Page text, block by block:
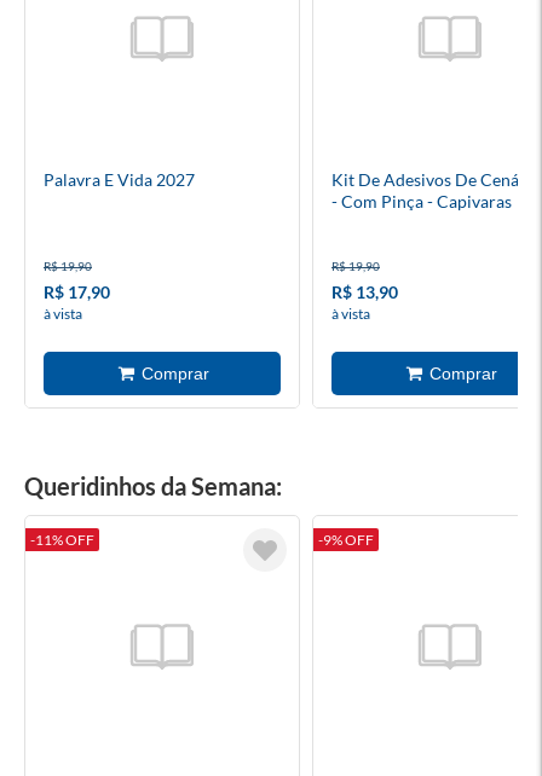
Palavra E Vida 2027
R$ 19,90
R$ 17,90
à vista
Kit De Adesivos De
- Com Pinça - Capivaras
R$ 19,90
R$ 13,90
à vista
Queridinhos da Semana:
-11% OFF -9% OFF